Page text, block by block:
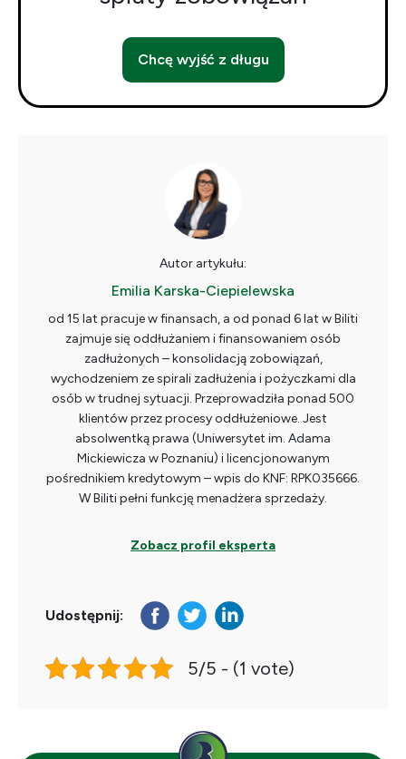
Chcę wyjść z długu
Autor artykułu:
Emilia Karska-Ciepielewska
od 15 lat pracuje w finansach, a od ponad 6 lat w Biliti
zajmuje się oddłużaniem i finansowaniem osób
zadłużonych – konsolidacją zobowiązań,
wychodzeniem ze spirali zadłużenia i pożyczkami dla
osób w trudnej sytuacji. Przeprowadziła ponad 500
klientów przez procesy oddłużeniowe. Jest
absolwentką prawa (Uniwersytet im. Adama
Mickiewicza w Poznaniu) i licencjonowanym
pośrednikiem kredytowym – wpis do KNF: RPK035666.
W Biliti pełni funkcję menadżera sprzedaży.
Zobacz profil eksperta
Udostępnij:
5/5 - (1 vote)